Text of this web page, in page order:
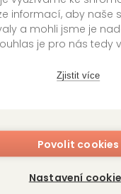
informací, aby naše
a mohli jsme je
je pro nás tedy
Zjistit více
Povolit cookies
Nastavení
Kolektiv